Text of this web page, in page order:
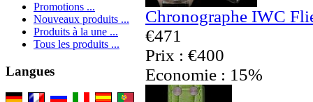
Promotions ...
Nouveaux produits ...
Produits à la une ...
Tous les produits ...
Langues
Chronographe IWC
€471
Prix : €400
Economie : 15%